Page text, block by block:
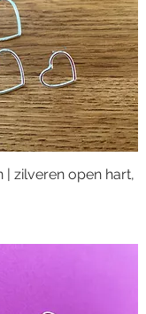
overzicht
| zilveren open hart,